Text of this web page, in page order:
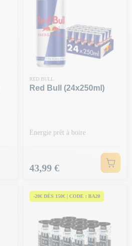
RED BULL
Red Bull (24x250ml)
Énergie prêt à boire
Prix
43,99 €
-20€ DÈS 150€ | CODE : BA20